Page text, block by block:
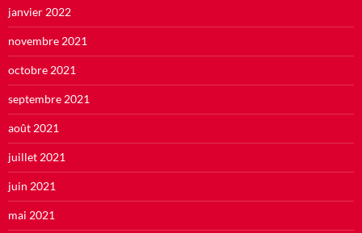
janvier 2022
novembre 2021
octobre 2021
septembre 2021
août 2021
juillet 2021
juin 2021
mai 2021